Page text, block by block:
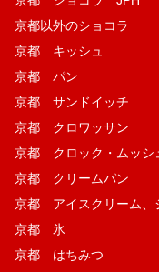
京都以外のショコラ
京都 キッシュ
京都 パン
京都 サンドイッチ
京都 クロワッサン
京都 クロック・ムッシ
京都 クリームパン
京都 アイスクリーム、
京都 氷
京都 はちみつ